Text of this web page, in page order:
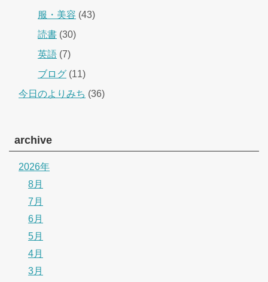
服・美容 (43)
読書 (30)
英語 (7)
ブログ (11)
今日のよりみち (36)
archive
2026年
8月
7月
6月
5月
4月
3月